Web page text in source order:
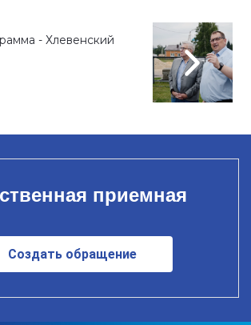
- Хлевенский
приемная
Создать обращение